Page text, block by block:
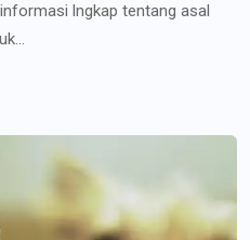
lngkap tentang asal